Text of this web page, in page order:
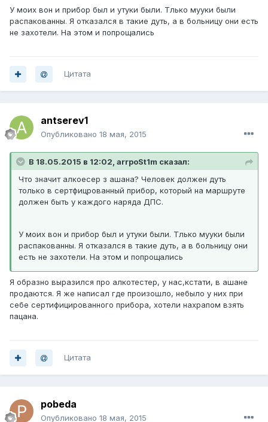
У моих вон и прибор был и утуки были. Тлько мууки были
распакованны. Я отказался в такие дуть, а в больницу они есть
не захотели. На этом и попрощались
Цитата
antserev1
Опубликовано 18 мая, 2015
В 18.05.2015 в 12:02, arrpoSt1m сказал:
Что значит алкоесер з ашана? Человек должен дуть
только в сертфицрованный прибор, который на маршруте
должен быть у каждого наряда ДПС.
У моих вон и прибор был и утуки были. Тлько мууки были
распакованны. Я отказался в такие дуть, а в больницу они
есть не захотели. На этом и попрощались
Я образно выразился про алкотестер, у нас,кстати, в ашане
продаются. Я же написал где произошло, небыло у них при
себе сертифицированного прибора, хотели нахрапом взять
пацана.
Цитата
pobeda
Опубликовано 18 мая, 2015